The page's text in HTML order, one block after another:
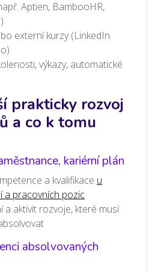
Aptien, BambooHR,
externí kurzy (LinkedIn
výkazy, automatické
prakticky rozvoj
a co k tomu
kariérní plán
a kvalifikace u
a pracovních pozic
a aktivit rozvoje, které musí
absolvovaných